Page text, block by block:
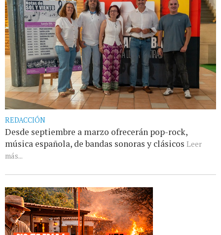
REDACCIÓN
Desde septiembre a marzo ofrecerán pop-rock,
música española, de bandas sonoras y clásicos Leer
más...